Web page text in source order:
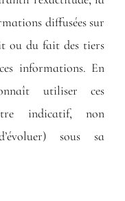
diffusées sur
ou du fait des tiers
informations. En
utiliser ces
indicatif, non
sous sa